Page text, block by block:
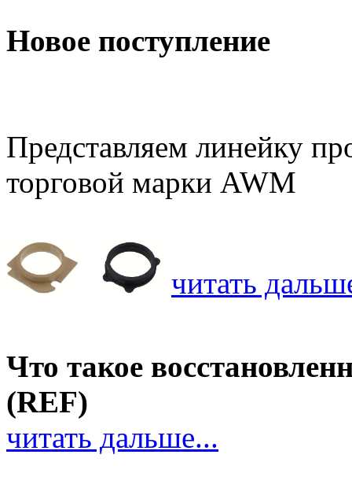
Новое поступление
Представляем линейку
торговой марки AWM
читать
Что такое
(REF)
читать дальше...